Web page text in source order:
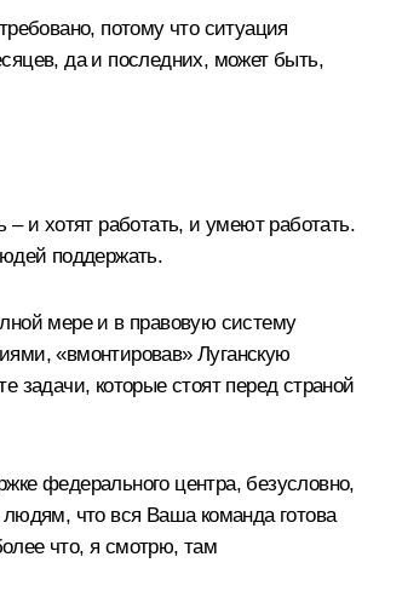
потому что ситуация
да и последних, может быть,
– и хотят работать, и умеют работать.
поддержать.
мере и в правовую систему
«вмонтировав» Луганскую
которые стоят перед страной
федерального центра, безусловно,
что вся Ваша команда готова
что, я смотрю, там